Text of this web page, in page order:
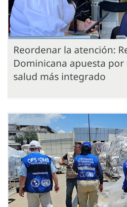
Reordenar la atención:
Dominicana apuesta por
salud más integrado